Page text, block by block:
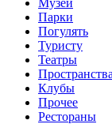
Парки
Погулять
Туристу
Театры
Пространства
Клубы
Прочее
Рестораны